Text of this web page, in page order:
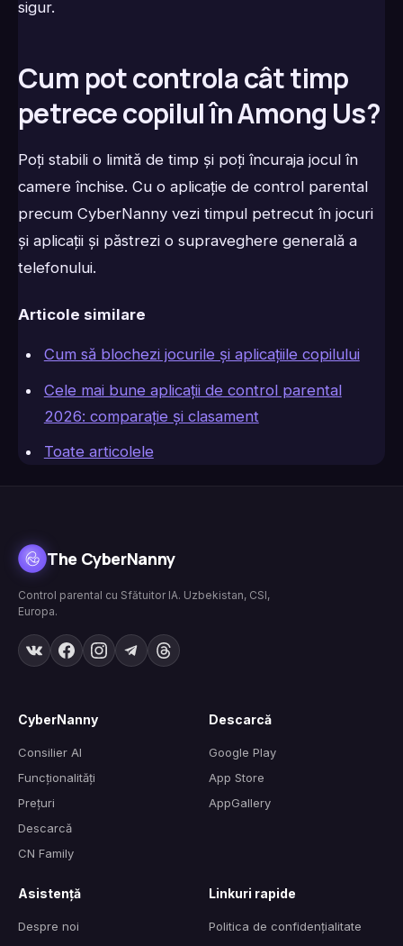
sigur.
Cum pot controla cât timp
petrece copilul în Among Us?
Poți stabili o limită de timp și poți încuraja jocul în
camere închise. Cu o aplicație de control parental
precum CyberNanny vezi timpul petrecut în jocuri
și aplicații și păstrezi o supraveghere generală a
telefonului.
Articole similare
Cum să blochezi jocurile și aplicațiile copilului
Cele mai bune aplicații de control parental
2026: comparație și clasament
Toate articolele
The CyberNanny
Control parental cu Sfătuitor IA. Uzbekistan, CSI,
Europa.
CyberNanny
Consilier AI
Funcționalități
Prețuri
Descarcă
CN Family
Descarcă
Google Play
App Store
AppGallery
Asistență
Despre noi
Linkuri rapide
Politica de confidențialitate